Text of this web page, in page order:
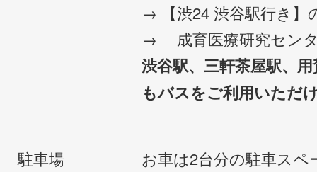
→ 【渋24 渋谷駅行き】
→ 「成育医療研究セン
渋谷駅、三軒茶屋駅、
もバスをご利用いただ
駐車場
お車は2台分の駐車ス